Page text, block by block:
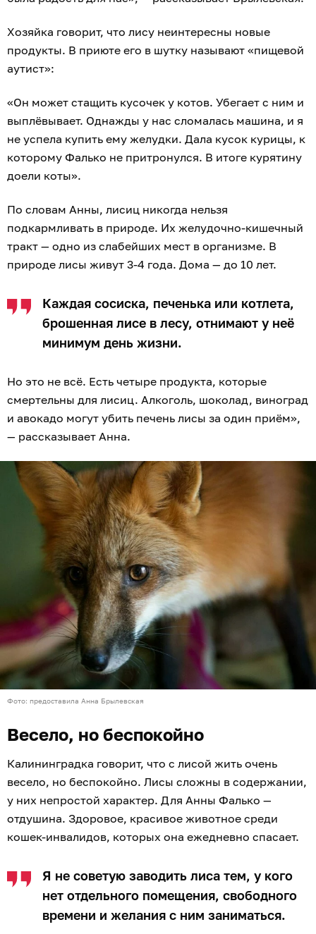
Хозяйка говорит, что лису неинтересны новые
продукты. В приюте его в шутку называют «пищевой
аутист»:
«Он может стащить кусочек у котов. Убегает с ним и
выплёвывает. Однажды у нас сломалась машина, и я
не успела купить ему желудки. Дала кусок курицы, к
которому Фалько не притронулся. В итоге курятину
доели коты».
По словам Анны, лисиц никогда нельзя
подкармливать в природе. Их желудочно-кишечный
тракт — одно из слабейших мест в организме. В
природе лисы живут 3-4 года. Дома — до 10 лет.
Каждая сосиска, печенька или котлета,
брошенная лисе в лесу, отнимают у неё
минимум день жизни.
Но это не всё. Есть четыре продукта, которые
смертельны для лисиц. Алкоголь, шоколад, виноград
и авокадо могут убить печень лисы за один приём»,
— рассказывает Анна.
Фото: предоставила Анна Брылевская
Весело, но беспокойно
Калининградка говорит, что с лисой жить очень
весело, но беспокойно. Лисы сложны в содержании,
у них непростой характер. Для Анны Фалько —
отдушина. Здоровое, красивое животное среди
кошек-инвалидов, которых она ежедневно спасает.
Я не советую заводить лиса тем, у кого
нет отдельного помещения, свободного
времени и желания с ним заниматься.